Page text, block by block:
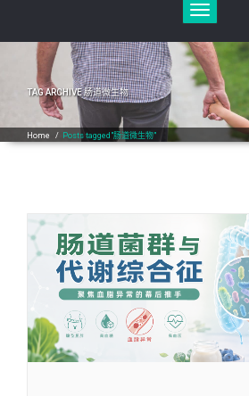
Toggle
navigation
TAG ARCHIVE肠道微生物
Home / Posts tagged"肠道微生物"